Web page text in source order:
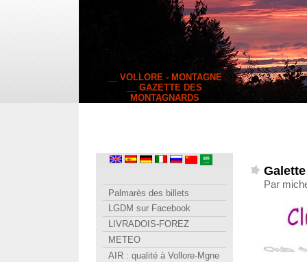
__ VOLLORE - MONTAGNE
__ GAZETTE DES
MONTAGNARDS
Par
Palmarès des billets
LGDM sur Facebook
LIVRADOIS-FOREZ
METEO
AIR : qualité à Vollore-Mgne